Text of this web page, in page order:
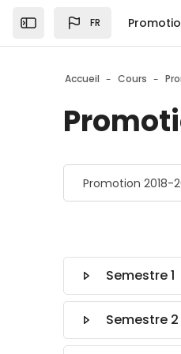
Ouvrir la barre latérale
FR
Accueil Cours
Catégories de cours
Semestre 1
Semestre 2